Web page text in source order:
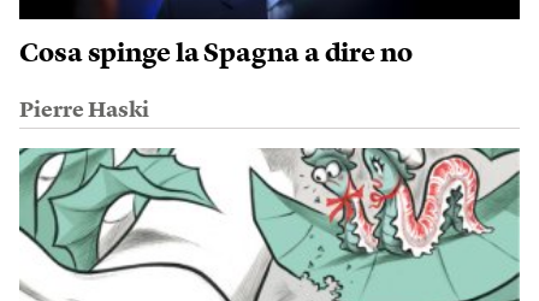
Cosa spinge la Spagna a dire no
Pierre Haski